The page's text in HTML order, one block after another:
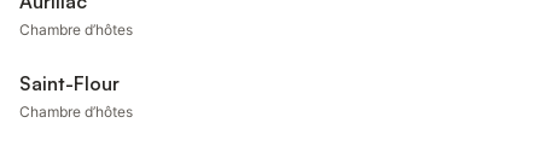
Chambre d’hôtes
Saint-Flour
Chambre d’hôtes